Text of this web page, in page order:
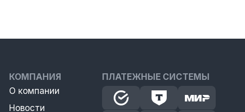
КОМПАНИЯ
О компании
Новости
ПЛАТЕЖНЫЕ СИСТЕМЫ